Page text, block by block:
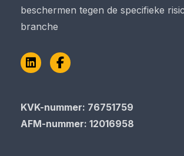
beschermen tegen de specifieke
branche
LinkedInFacebook
KVK-nummer: 76751759
AFM-nummer: 12016958